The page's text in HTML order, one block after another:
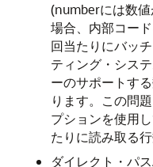
(numberには数
場合、内部コー
回当たりにバッ
ティング・シス
ーのサポートす
ります。この問
プションを使用
たりに読み取る
ダイレクト・パ